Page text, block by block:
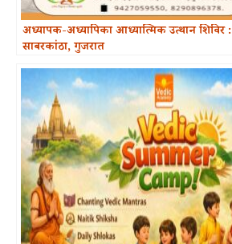
अध्यापक-अध्यापिका आध्यात्मिक उत्थान शिविर :
साबरकांठा, गुजरात